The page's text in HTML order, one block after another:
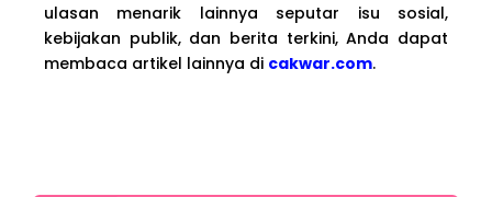
ulasan menarik lainnya seputar isu sosial,
kebijakan publik, dan berita terkini, Anda dapat
membaca artikel lainnya di cakwar.com.